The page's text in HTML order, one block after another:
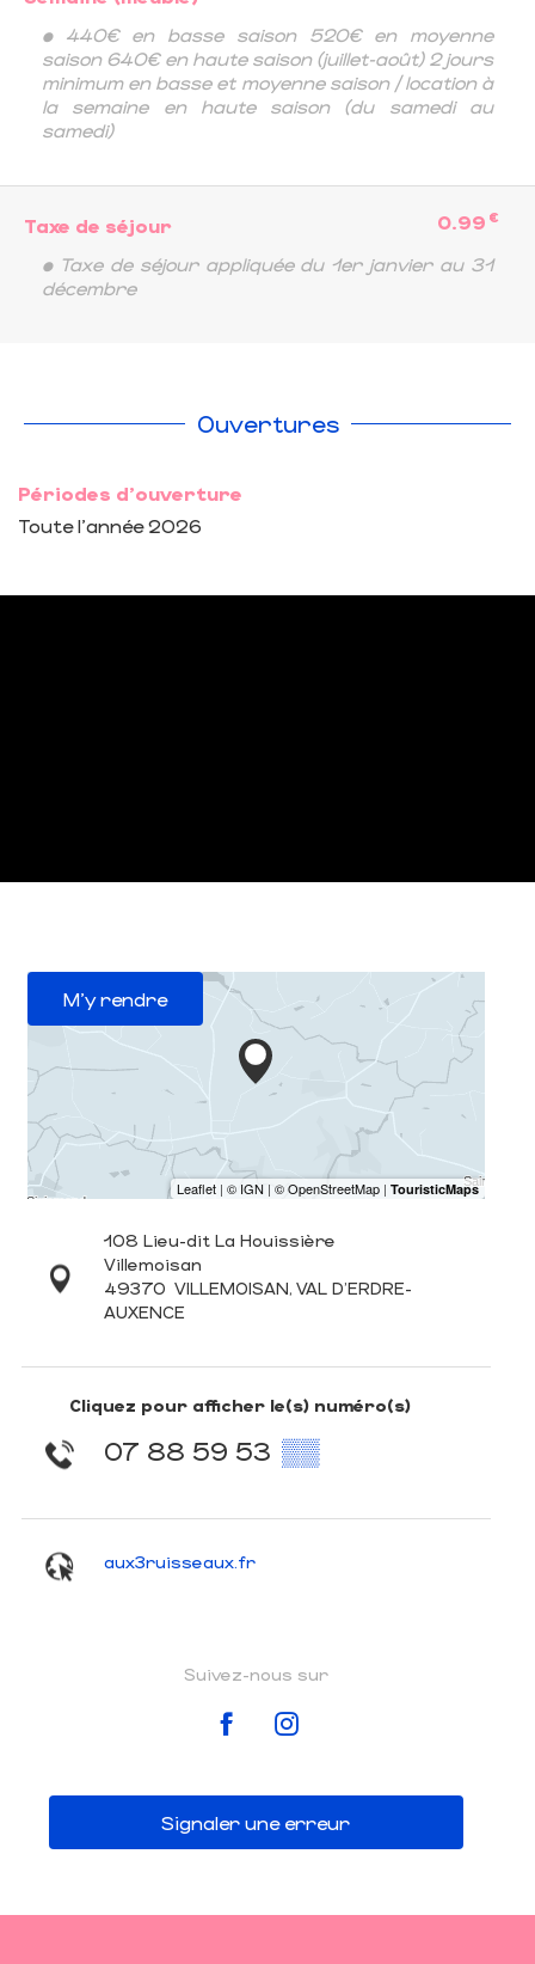
• 440€ en basse saison 520€ en moyenne
saison 640€ en haute saison (juillet-août) 2 jours
minimum en basse et moyenne saison / location à
la semaine en haute saison (du samedi au
samedi)
Taxe de séjour 0.99 €
• Taxe de séjour appliquée du 1er janvier au 31
décembre
Ouvertures
Périodes d'ouverture
Toute l'année 2026
M'y rendre
108 Lieu-dit La Houissière
Villemoisan
49370 VILLEMOISAN, VAL D'ERDRE-
AUXENCE
Cliquez pour afficher le(s) numéro(s)
07 88 59 53 ▒▒
aux3ruisseaux.fr
Suivez-nous sur
Signaler une erreur